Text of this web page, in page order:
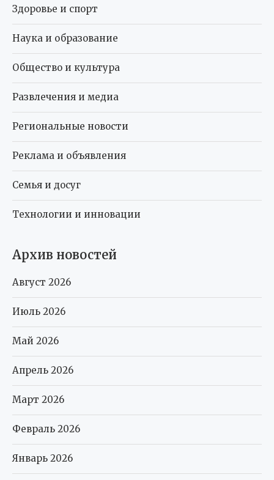
Здоровье и спорт
Наука и образование
Общество и культура
Развлечения и медиа
Региональные новости
Реклама и объявления
Семья и досуг
Технологии и инновации
Архив новостей
Август 2026
Июль 2026
Май 2026
Апрель 2026
Март 2026
Февраль 2026
Январь 2026